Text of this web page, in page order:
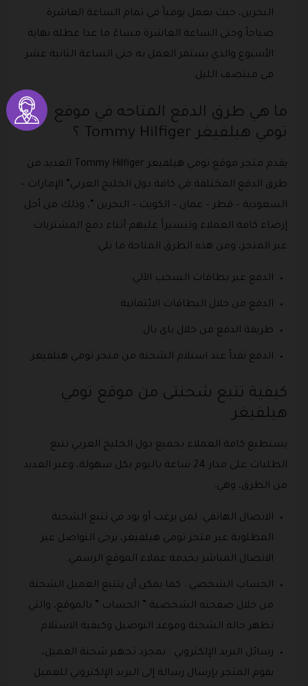
البحرين، حيث يعمل يومياً في تمام الساعة العاشرة
صباحاً وحتى الساعة العاشرة مساءً ما عدا عطلة نهاية
الأسبوع والذي يستمر العمل به حتى الساعة الثانية عشر
في منتصف الليل.
ما هي طرق الدفع المتاحه في موقع
تومي هيلفيغر Tommy Hilfiger ؟
يقدم متجر موقع تومي هيلفيغر Tommy Hilfiger العديد من
طرق الدفع المختلفة في كافة دول الخليج العربي” الإمارات –
السعودية – قطر – عمان – الكويت – البحرين “، وذلك من أجل
إرضاء كافة العملاء وتيسيراً عليهم أثناء دفع المشتريات
عبر المتجر، ومن هذه الطرق المتاحة ما يلي:
الدفع عبر بطاقات السحب الآلي.
الدفع من خلال البطاقات الائتمانية.
طريقة الدفع من خلال باي بال.
الدفع نقداً عند استلام الشحنة من متجر تومي هيلفيغر.
كيفية تتبع شحنتى من موقع تومي
هيلفيغر
يستطيع كافة العملاء بجميع دول الخليج العربي تتبع
الطلبات على مدار 24 ساعة باليوم بكل سهولة، وعبر العديد
من الطرق، وهي:
الاتصال الهاتفي: لمن يرغب أو يود في تتبع الشحنة
المطلوبة عبر متجر تومي هيلفيغر، يرجى التواصل عبر
الاتصال المباشر بخدمة عملاء الموقع الرسمي.
الحساب الشخصي : كما يمكن أن يتتبع العميل الشحنة
من خلال صفحته الشخصية ” الحساب ” بالموقع، والتي
تظهر حالة الشحنة وموعد التوصيل وكيفية الاستلام.
رسائل البريد الإلكتروني : بمجرد تجهيز شحنة العميل،
يقوم المتجر بإرسال رسالة إلى البريد الإلكتروني للعميل